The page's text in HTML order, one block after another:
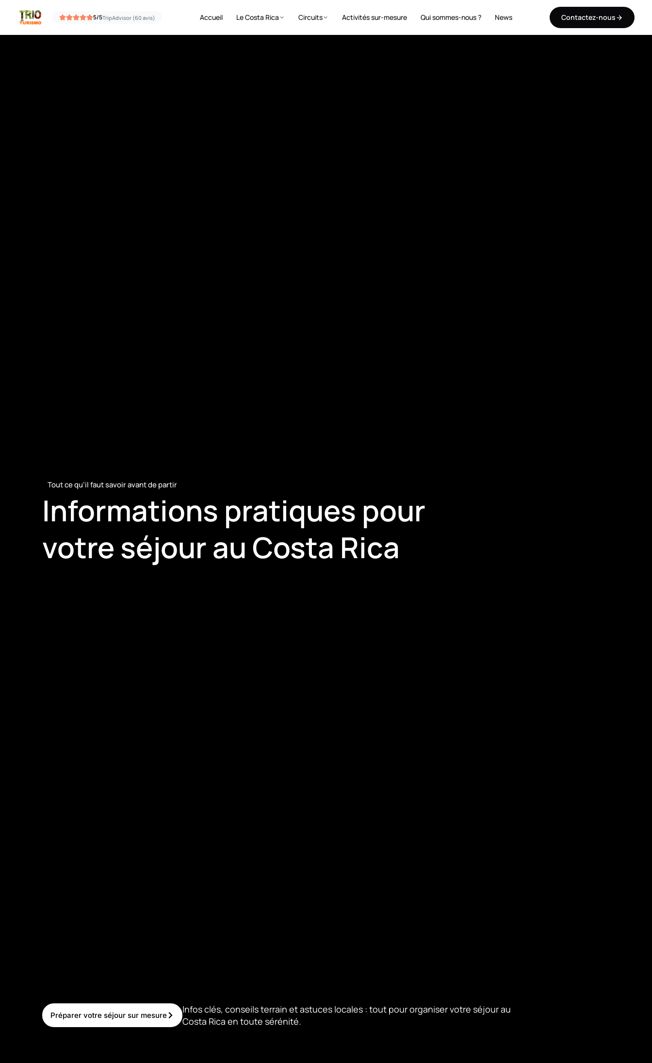
5/5TripAdvisor (60 avis) Accueil Le Costa Rica Circuits Activités sur-mesure Qui sommes-nous ? News Contactez-nous
Tout ce qu’il faut savoir avant de partir
Informations pratiques pour
votre séjour au Costa Rica
Préparer votre séjour sur mesure
Infos clés, conseils terrain et astuces locales : tout pour organiser votre séjour au
Costa Rica en toute sérénité.